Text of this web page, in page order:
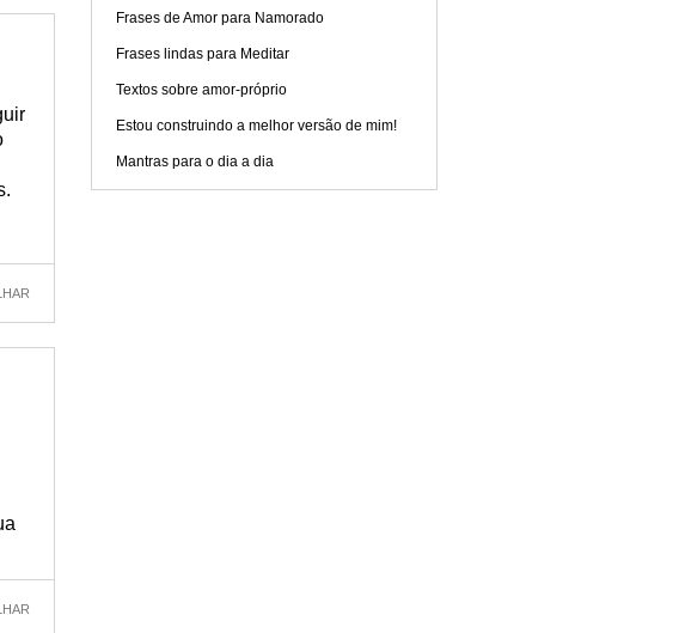
Frases de Amor para Namorado
Frases lindas para Meditar
Textos sobre amor-próprio
Estou construindo a melhor versão de mim!
Mantras para o dia a dia